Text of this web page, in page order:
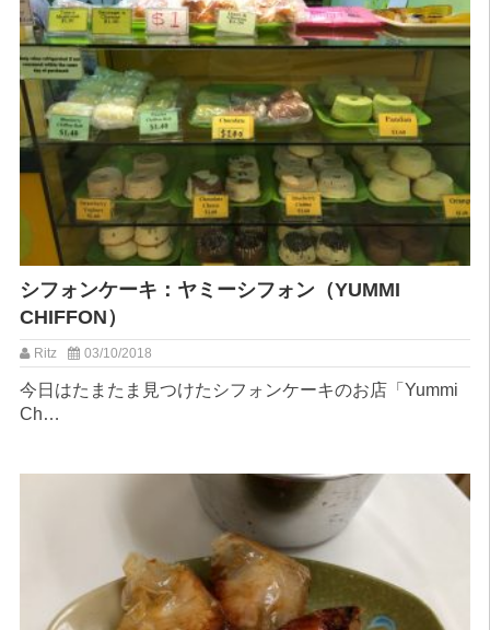
シフォンケーキ：ヤミーシフォン（YUMMI
CHIFFON）
Ritz 03/10/2018
今日はたまたま見つけたシフォンケーキのお店「Yummi
Ch…